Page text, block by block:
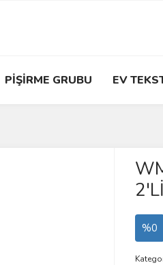
PİŞİRME GRUBU EV
2'Lİ
%0